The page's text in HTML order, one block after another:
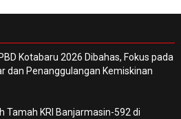
Kotabaru 2026 Dibahas, Fokus pada
dan Penanggulangan Kemiskinan
Tamah KRI Banjarmasin-592 di